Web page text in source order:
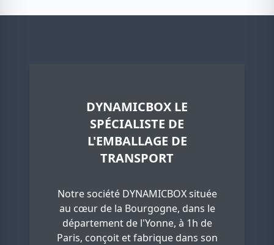
DYNAMICBOX LE
SPÉCIALISTE DE
L'EMBALLAGE DE
TRANSPORT
Notre société DYNAMICBOX située
au cœur de la Bourgogne, dans le
département de l'Yonne, à 1h de
Paris, conçoit et fabrique dans son